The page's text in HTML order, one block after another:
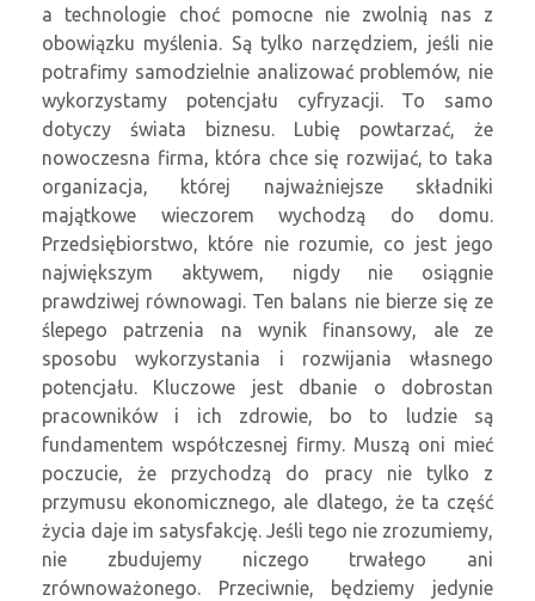
a technologie choć pomocne nie zwolnią nas z
obowiązku myślenia. Są tylko narzędziem, jeśli nie
potrafimy samodzielnie analizować problemów, nie
wykorzystamy potencjału cyfryzacji. To samo
dotyczy świata biznesu. Lubię powtarzać, że
nowoczesna firma, która chce się rozwijać, to taka
organizacja, której najważniejsze składniki
majątkowe wieczorem wychodzą do domu.
Przedsiębiorstwo, które nie rozumie, co jest jego
największym aktywem, nigdy nie osiągnie
prawdziwej równowagi. Ten balans nie bierze się ze
ślepego patrzenia na wynik finansowy, ale ze
sposobu wykorzystania i rozwijania własnego
potencjału. Kluczowe jest dbanie o dobrostan
pracowników i ich zdrowie, bo to ludzie są
fundamentem współczesnej firmy. Muszą oni mieć
poczucie, że przychodzą do pracy nie tylko z
przymusu ekonomicznego, ale dlatego, że ta część
życia daje im satysfakcję. Jeśli tego nie zrozumiemy,
nie zbudujemy niczego trwałego ani
zrównoważonego. Przeciwnie, będziemy jedynie